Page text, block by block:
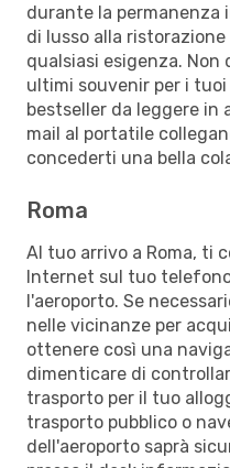
durante la permanenza
di lusso alla
qualsiasi esigenza.
ultimi souvenir per i
bestseller da leggere in
mail al portatile
concederti una bella
Roma
Al tuo arrivo a Roma, ti
Internet sul tuo
l'aeroporto. Se
nelle vicinanze per
ottenere così una
dimenticare di
trasporto per il tuo
trasporto pubblico o
dell'aeroporto saprà